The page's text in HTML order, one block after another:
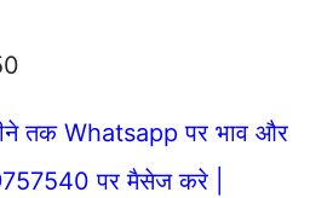
तक Whatsapp पर भाव और
पर मैसेज करे |